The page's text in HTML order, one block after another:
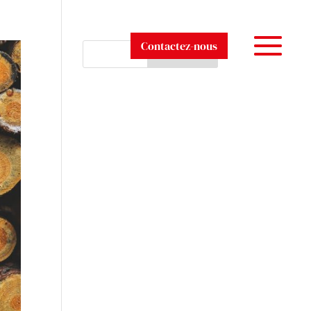
Contactez-nous
Rechercher